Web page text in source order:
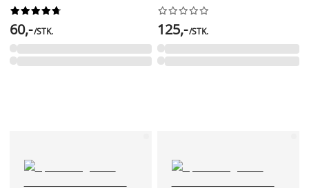






60,-/STK.






125,-/STK.